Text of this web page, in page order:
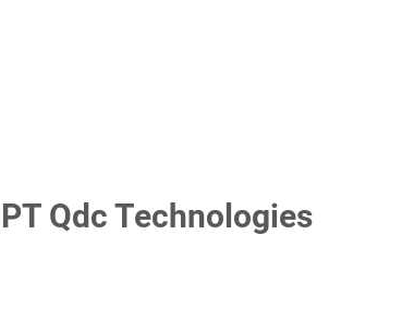
Qdc Technologies